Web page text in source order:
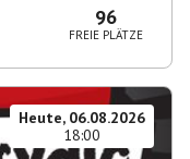
96
FREIE PLÄTZE
Heute, 06.08.2026
18:00